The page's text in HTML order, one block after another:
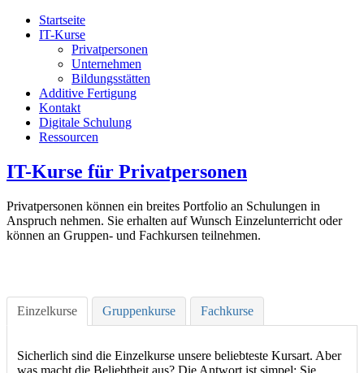
Startseite
IT-Kurse
Privatpersonen
Unternehmen
Bildungsstätten
Additive Fertigung
Kontakt
Digitale Schulung
Ressourcen
IT-Kurse für Privatpersonen
Privatpersonen können ein breites Portfolio an Schulungen in
Anspruch nehmen. Sie erhalten auf Wunsch Einzelunterricht oder
können an Gruppen- und Fachkursen teilnehmen.
Einzelkurse Gruppenkurse Fachkurse
Sicherlich sind die Einzelkurse unsere beliebteste Kursart. Aber
was macht die Beliebtheit aus? Die Antwort ist simpel: Sie